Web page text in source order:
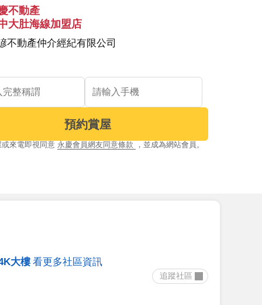
不動產
大肚海線加盟店
不動產仲介經紀有限公司
預約賞屋
來電即視同意 永慶會員網友同意條款 ，並成為網站會員。
大樓 看更多社區資訊